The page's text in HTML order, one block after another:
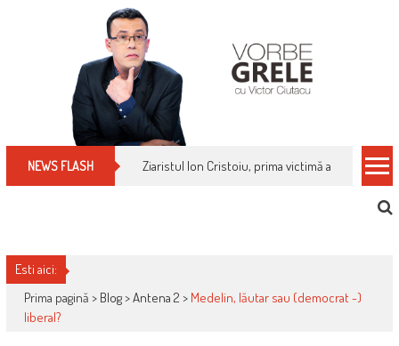
NEWS FLASH Ziaristul Ion Cristoiu, prima victimă a noi
Esti aici:
Prima pagină > Blog>Antena 2 > Medelin, lăutar sau (democrat -)
liberal?